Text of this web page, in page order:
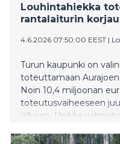
Louhintahiekka
rantalaiturin
4.6.2026 07:50:00 EEST |
Turun kaupunki on
toteuttamaan
Noin 10,4 miljoonan
toteutusvaiheeseen
jälkeen. Urakka